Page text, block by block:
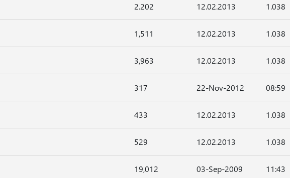
2.202 12.02.2013 1.038
1,511 12.02.2013 1.038
3,963 12.02.2013 1.038
317 22-Nov-2012 08:59
433 12.02.2013 1.038
529 12.02.2013 1.038
19,012 03-Sep-2009 11:43